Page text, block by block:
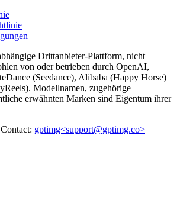
Drittanbieter-Plattform, nicht
von oder betrieben durch OpenAI,
(Seedance), Alibaba (Happy Horse)
Modellnamen, zugehörige
erwähnten Marken sind Eigentum ihrer
Contact: gptimg<support@gptimg.co>